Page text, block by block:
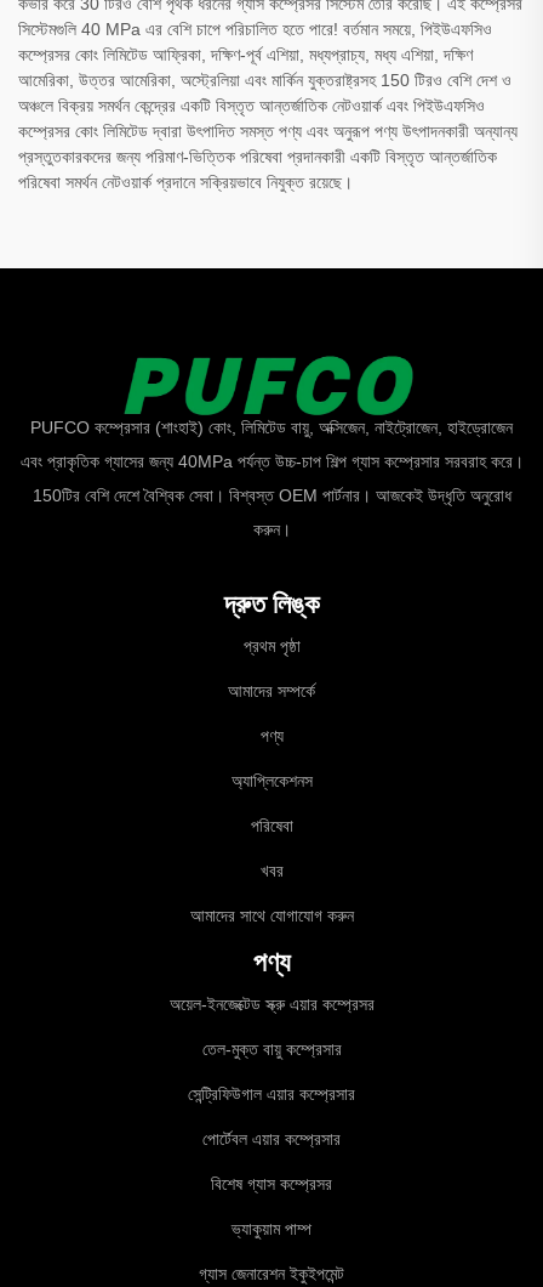
সিস্টেমগুলি 40 MPa এর বেশি চাপে পরিচালিত হতে পারে! বর্তমান সময়ে, পিইউএফসিও
কম্প্রেসর কোং লিমিটেড আফ্রিকা, দক্ষিণ-পূর্ব এশিয়া, মধ্যপ্রাচ্য, মধ্য এশিয়া, দক্ষিণ
আমেরিকা, উত্তর আমেরিকা, অস্ট্রেলিয়া এবং মার্কিন যুক্তরাষ্ট্রসহ 150 টিরও বেশি দেশ ও
অঞ্চলে বিক্রয় সমর্থন কেন্দ্রের একটি বিস্তৃত আন্তর্জাতিক নেটওয়ার্ক এবং পিইউএফসিও
কম্প্রেসর কোং লিমিটেড দ্বারা উৎপাদিত সমস্ত পণ্য এবং অনুরূপ পণ্য উৎপাদনকারী অন্যান্য
প্রস্তুতকারকদের জন্য পরিমাণ-ভিত্তিক পরিষেবা প্রদানকারী একটি বিস্তৃত আন্তর্জাতিক
পরিষেবা সমর্থন নেটওয়ার্ক প্রদানে সক্রিয়ভাবে নিযুক্ত রয়েছে।
PUFCO কম্প্রেসার (শাংহাই) কোং, লিমিটেড বায়ু, অক্সিজেন, নাইট্রোজেন, হাইড্রোজেন
এবং প্রাকৃতিক গ্যাসের জন্য 40MPa পর্যন্ত উচ্চ-চাপ শিল্প গ্যাস কম্প্রেসার সরবরাহ করে।
150টির বেশি দেশে বৈশ্বিক সেবা। বিশ্বস্ত OEM পার্টনার। আজকেই উদ্ধৃতি অনুরোধ
করুন।
দ্রুত লিঙ্ক
প্রথম পৃষ্ঠা
আমাদের সম্পর্কে
পণ্য
অ্যাপ্লিকেশনস
পরিষেবা
খবর
আমাদের সাথে যোগাযোগ করুন
পণ্য
অয়েল-ইনজেক্টেড স্ক্রু এয়ার কম্প্রেসর
তেল-মুক্ত বায়ু কম্প্রেসার
সেন্ট্রিফিউগাল এয়ার কম্প্রেসার
পোর্টেবল এয়ার কম্প্রেসার
বিশেষ গ্যাস কম্প্রেসর
ভ্যাকুয়াম পাম্প
গ্যাস জেনারেশন ইকুইপমেন্ট